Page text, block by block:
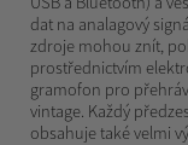
dat na analagový
zdroje mohou znít,
prostřednictvím
gramofon pro
vintage. Každý
obsahuje také velmi